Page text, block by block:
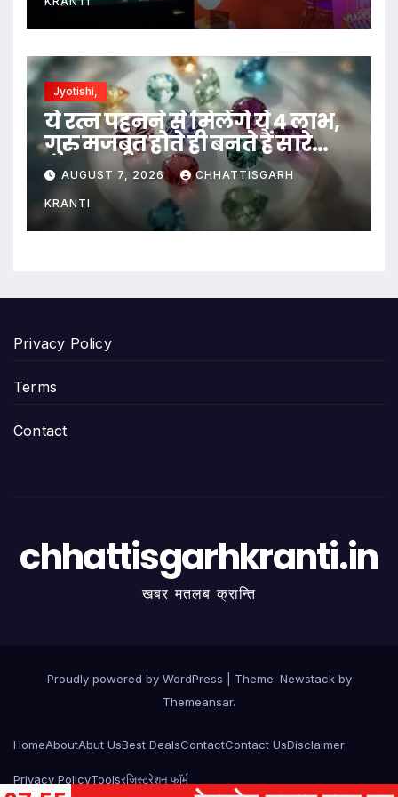
Jyotishi,
ये रत्न पहनने से मिलेंगे ये 4 लाभ,
गुरु मजबूत होते ही बनते हैं सारे
काम…
AUGUST 7, 2026 CHHATTISGARH
KRANTI
Privacy Policy
Terms
Contact
chhattisgarhkranti.in
खबर मतलब क्रान्ति
Proudly powered by WordPress Theme: Newstackby
Themeansar.
HomeAboutAbut UsBest DealsContactContact UsDisclaimer
Privacy PolicyToolsरजिस्ट्रेशन फॉर्म